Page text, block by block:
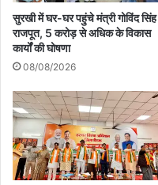
सुरखी में घर-घर पहुंचे मंत्री गोविंद सिंह
राजपूत, 5 करोड़ से अधिक के विकास
कार्यों की घोषणा
08/08/2026